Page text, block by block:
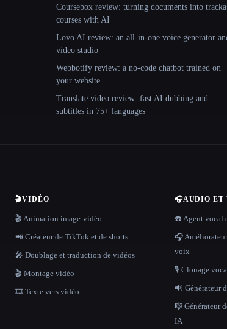
Coursebox review: turning documents into
courses with AI
Lovo AI review: an all-in-one voice generator
video studio
Webbotify review: a no-code chatbot trained on
your website
Translate.video review: fast AI dubbing and
subtitles in 75+ languages
🎬VIDÉO
🎬 Animation image-vidéo
📲 Créateur de TikTok et de shorts
🎤 Doublage et traduction de vidéos
🎬 Montage vidéo
🎞️ Texte vers vidéo
🎧AUDIO ET
☎️ Agent vocal
🎧
voix
🎙️ Clonage
🔊 Générateur
🎼 Générateur
IA